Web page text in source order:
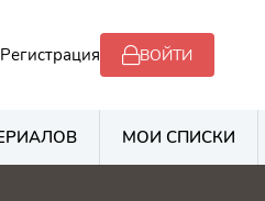
Регистрация ВОЙТИ
МОИ СПИСКИ